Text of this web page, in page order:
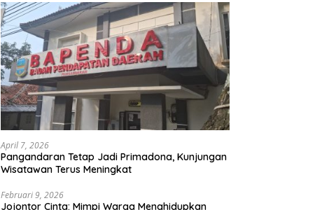
April 7, 2026
Pangandaran Tetap Jadi Primadona, Kunjungan
Wisatawan Terus Meningkat
Februari 9, 2026
Jojontor Cinta: Mimpi Warga Menghidupkan